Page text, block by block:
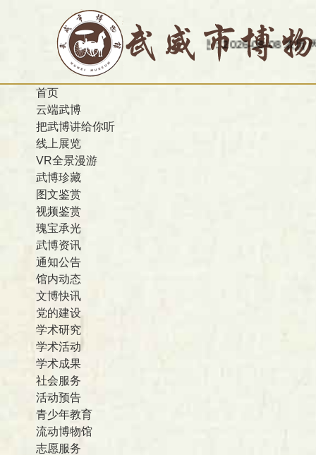
今天是：2026-08-08 农历 丙午 星
首页
云端武博
把武博讲给你听
线上展览
VR全景漫游
武博珍藏
图文鉴赏
视频鉴赏
瑰宝承光
武博资讯
通知公告
馆内动态
文博快讯
党的建设
学术研究
学术活动
学术成果
社会服务
活动预告
青少年教育
流动博物馆
志愿服务